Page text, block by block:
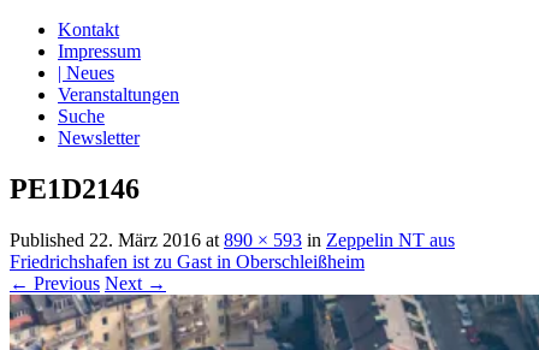
Kontakt
Impressum
| Neues
Veranstaltungen
Suche
Newsletter
PE1D2146
Published 22. März 2016 at 890 × 593 in Zeppelin NT aus
Friedrichshafen ist zu Gast in Oberschleißheim
← Previous Next →